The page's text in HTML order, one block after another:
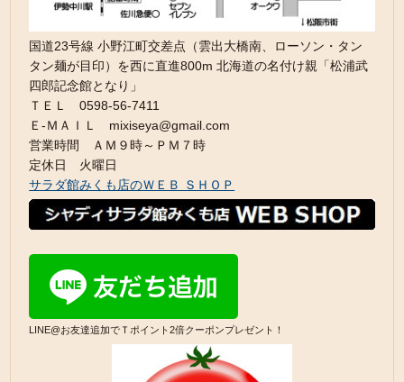
国道23号線 小野江町交差点（雲出大橋南、ローソン・タン
タン麺が目印）を西に直進800m 北海道の名付け親「松浦武
四郎記念館となり」
ＴＥＬ 0598-56-7411
Ｅ-ＭＡＩＬ mixiseya@gmail.com
営業時間 ＡＭ９時～ＰＭ７時
定休日 火曜日
サラダ館みくも店のＷＥＢ ＳＨＯＰ
LINE@お友達追加でＴポイント2倍クーポンプレゼント！